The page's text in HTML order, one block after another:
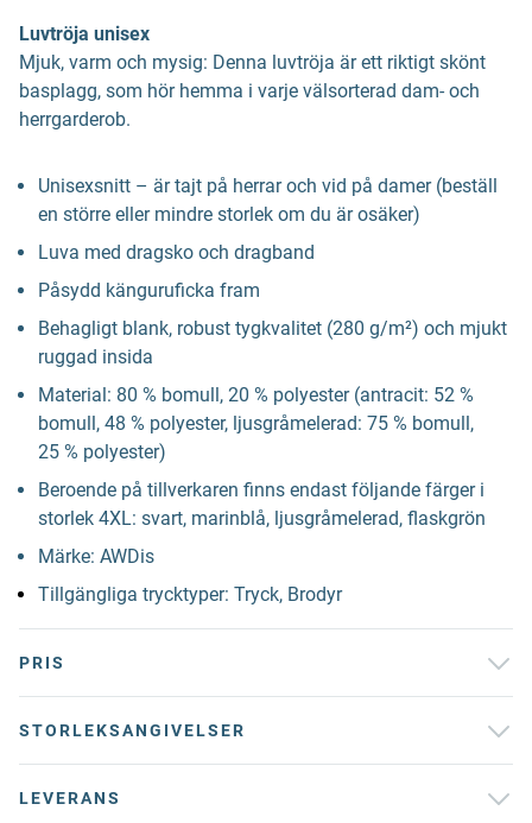
Luvtröja unisex
Mjuk, varm och mysig: Denna luvtröja är ett riktigt skönt
basplagg, som hör hemma i varje välsorterad dam- och
herrgarderob.
Unisexsnitt – är tajt på herrar och vid på damer (beställ
en större eller mindre storlek om du är osäker)
Luva med dragsko och dragband
Påsydd känguruficka fram
Behagligt blank, robust tygkvalitet (280 g/m²) och mjukt
ruggad insida
Material: 80 % bomull, 20 % polyester (antracit: 52 %
bomull, 48 % polyester, ljusgråmelerad: 75 % bomull,
25 % polyester)
Beroende på tillverkaren finns endast följande färger i
storlek 4XL: svart, marinblå, ljusgråmelerad, flaskgrön
Märke: AWDis
Tillgängliga trycktyper: Tryck, Brodyr
PRIS
STORLEKSANGIVELSER
LEVERANS